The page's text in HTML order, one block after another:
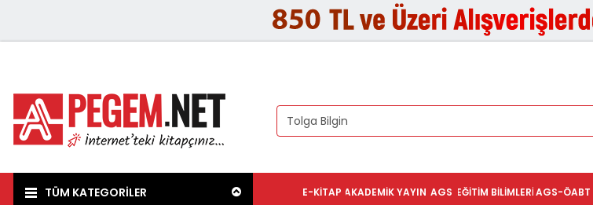
TÜM KATEGORİLER AGS-ÖABT
EĞITIM BILIMLERI
AGS
AKADEMIK YAYIN
E-KITAP